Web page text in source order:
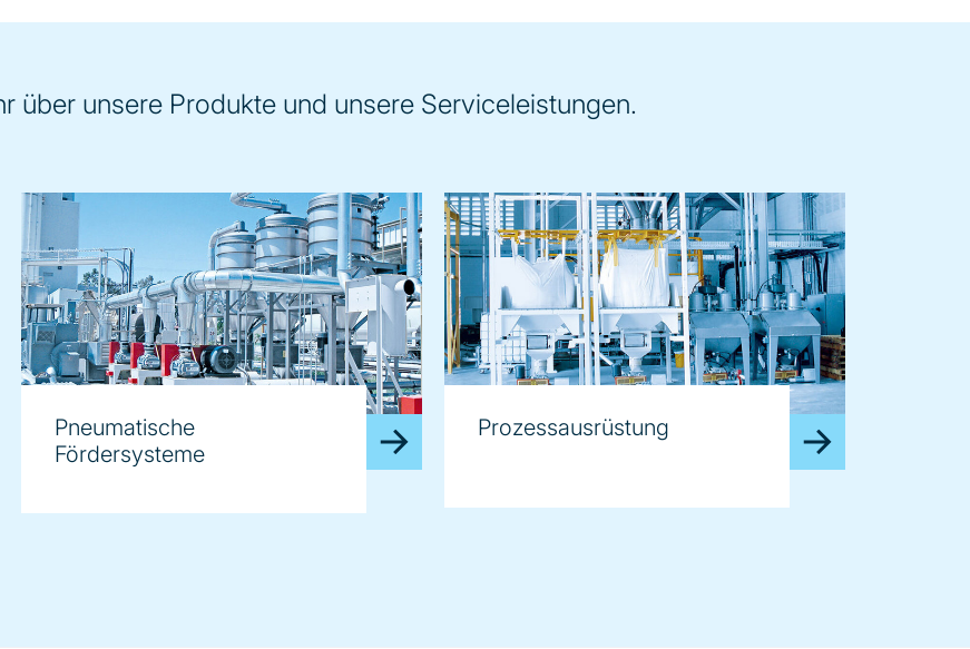
über unsere Produkte und unsere Serviceleistungen.
Pneumatische
Fördersysteme
Prozessausrüstung